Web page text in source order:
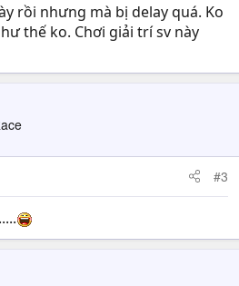
rồi nhưng mà bị delay quá. Ko
thế ko. Chơi giải trí sv này
#3